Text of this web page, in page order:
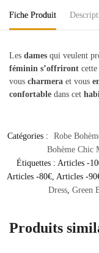
Fiche Produit
Les dames qui veulent
féminin s’offriront cette
vous charmera et vous
confortable dans cet
Catégories :
Robe
Bohème Chic
Étiquettes : Articles -
Articles -80€, Articles -
Dress, Green
Produits